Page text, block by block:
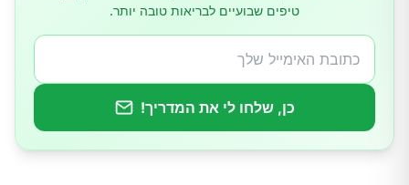
האם מותר קפה?
מזונות שצריך להימנע מהם כשיש כבד שומני
דוגמה לתפריט יומי לכבד שומני
טיפים שבועיים לבריאות טובה יותר.
כן, שלחו לי את המדריך!